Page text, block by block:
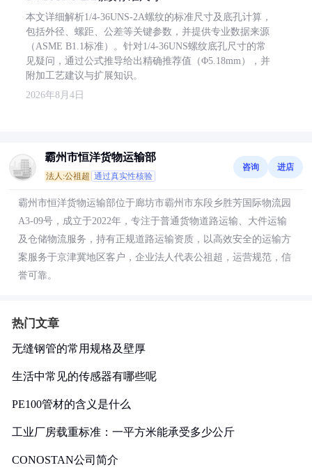
本文详细解析1/4-36UNS-2A螺纹的标准尺寸及底孔计算，
包括外径、螺距、公差等关键参数，并提供专业数据来源
（ASME B1.1标准）。针对1/4-36UNS螺纹底孔尺寸的常
见疑问，通过公式推导给出精确推荐值（Φ5.18mm），并
附加工艺建议与扩展知识。
2026年8月4日
霸州市恒洋货物运输部
法人:公祖超 通过真实性核验
咨询 进店
霸州市恒洋货物运输部位于廊坊市霸州市东段乡胜芳国际物流园
A3-09号，成立于2022年，专注于普通货物道路运输、大件运输
及仓储物流服务，持有正规道路运输资质，以高效安全的运输方
案服务于京津冀地区客户，企业法人代表公祖超，运营规范，信
誉可靠。
热门文章
无缝钢管的常用规格及壁厚
生活中常见的传感器有哪些呢
PE100管材的含义是什么
工业厂房载重标准：一平方米能承受多少公斤
CONOSTAN公司简介